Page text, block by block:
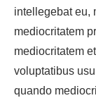
intellegebat eu,
mediocritatem
mediocritatem
voluptatibus
quando